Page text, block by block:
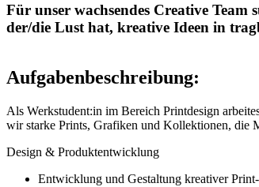
Für unser wachsendes Creative
der/die Lust hat, kreative Ideen in
Aufgabenbeschreibung:
Als Werkstudent:in im Bereich Printdesign
wir starke Prints, Grafiken und Kollektionen, die
Design & Produktentwicklung
Entwicklung und Gestaltung kreativer